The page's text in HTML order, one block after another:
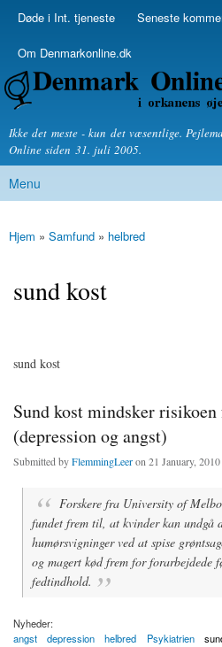
Skip to
Secondary menu
Døde i Int. tjeneste Seneste
Om Denmarkonline.dk
Denmarkonline.dk -
Ikke det meste - kun det væsentlige.
Online siden 31. juli 2005.
Main menu
Menu
You are here
Hjem » Samfund » helbred
sund kost
sund kost
Sund kost mindsker
(depression og angst)
Submitted byFlemmingLeeron 21 January,
Forskere fra University of
fundet frem til, at kvinder kan undgå
humørsvigninger ved at spise
og magert kød frem for forarbejdede
fedtindhold.
Nyheder:
angst
depression helbred Psykiatrien